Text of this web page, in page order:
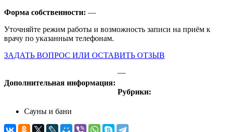
Форма собственности: —
Уточняйте режим работы и возможность записи на приём к
врачу по указанным телефонам.
ЗАДАТЬ ВОПРОС ИЛИ ОСТАВИТЬ ОТЗЫВ
Дополнительная информация:
—
Рубрики:
Сауны и бани